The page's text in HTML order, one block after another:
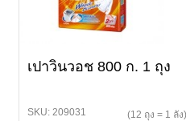
เปาวินวอช 800 ก. 1 ถุง
SKU: 209031 (12 ถุง = 1 ลัง)